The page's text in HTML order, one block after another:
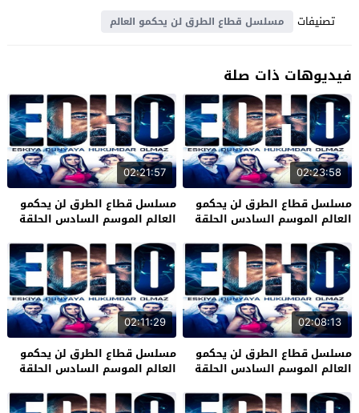
تصنيفات
مسلسل قطاع الطرق لن يحكمو العالم
فيديوهات ذات صلة
02:23:58
مسلسل قطاع الطرق لن يحكمو
العالم الموسم السادس الحلقة
02:21:57
مسلسل قطاع الطرق لن يحكمو
العالم الموسم السادس الحلقة
02:08:13
مسلسل قطاع الطرق لن يحكمو
العالم الموسم السادس الحلقة
02:11:29
مسلسل قطاع الطرق لن يحكمو
العالم الموسم السادس الحلقة